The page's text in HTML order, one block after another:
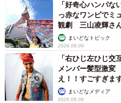
「好奇心ハンパ
っ赤なワンピでミ
観劇 三山凌輝さ
まいどなトピック
2026.08.09
「右ひじ左ひじ交
メンバー髪型激変
え！！すごすぎま
まいどなメディア
2026.08.09